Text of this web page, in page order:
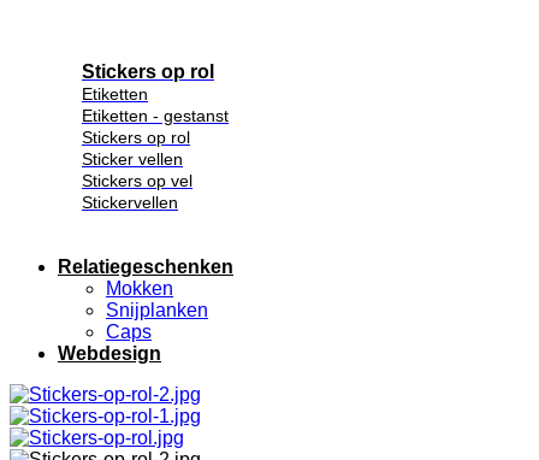
Stickers op rol
Etiketten
Etiketten - gestanst
Stickers op rol
Sticker vellen
Stickers op vel
Stickervellen
Relatiegeschenken
Mokken
Snijplanken
Caps
Webdesign